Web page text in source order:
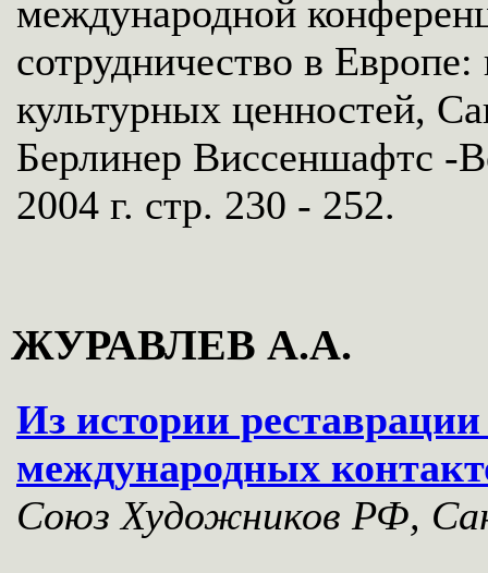
международной
сотрудничество в
культурных ценностей,
Берлинер Виссеншафтс -
2004 г. стр. 230 - 252.
ЖУРАВЛЕВ А.А.
Из истории
международных
Союз Художников РФ,